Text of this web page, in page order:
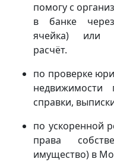
помогу с
в банке
ячейка) или
расчёт.
по проверке
недвижимости
справки,
по ускоренной
права
имущество) в